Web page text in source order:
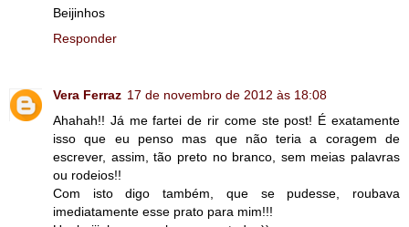
Beijinhos
Responder
Vera Ferraz 17 de novembro de 2012 às 18:08
Ahahah!! Já me fartei de rir come ste post! É exatamente
isso que eu penso mas que não teria a coragem de
escrever, assim, tão preto no branco, sem meias palavras
ou rodeios!!
Com isto digo também, que se pudesse, roubava
imediatamente esse prato para mim!!!